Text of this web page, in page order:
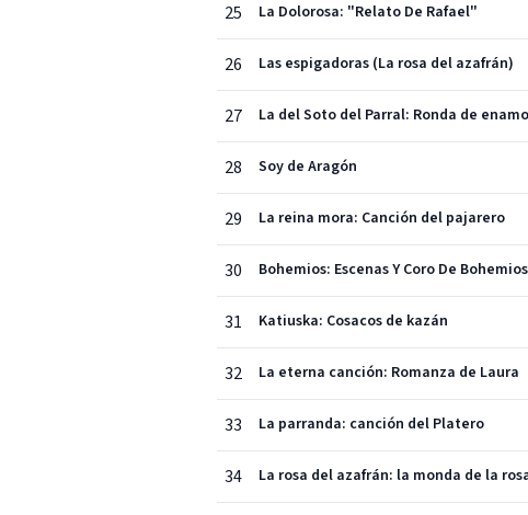
25 La Dolorosa: "Relato De Rafael"
26 Las espigadoras (La rosa del azafrán)
27 La del Soto del Parral: Ronda de
28 Soy de Aragón
29 La reina mora: Canción del pajarero
30 Bohemios: Escenas Y Coro De Bohemios
31 Katiuska: Cosacos de kazán
32 La eterna canción: Romanza de Laura
33 La parranda: canción del Platero
34 La rosa del azafrán: la monda de la